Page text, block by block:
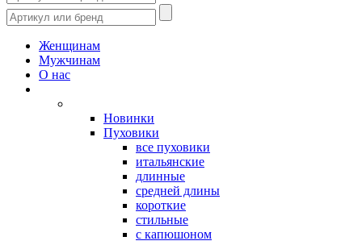
Женщинам
Мужчинам
О нас
Новинки
Пуховики
все пуховики
итальянские
длинные
средней длины
короткие
стильные
с капюшоном